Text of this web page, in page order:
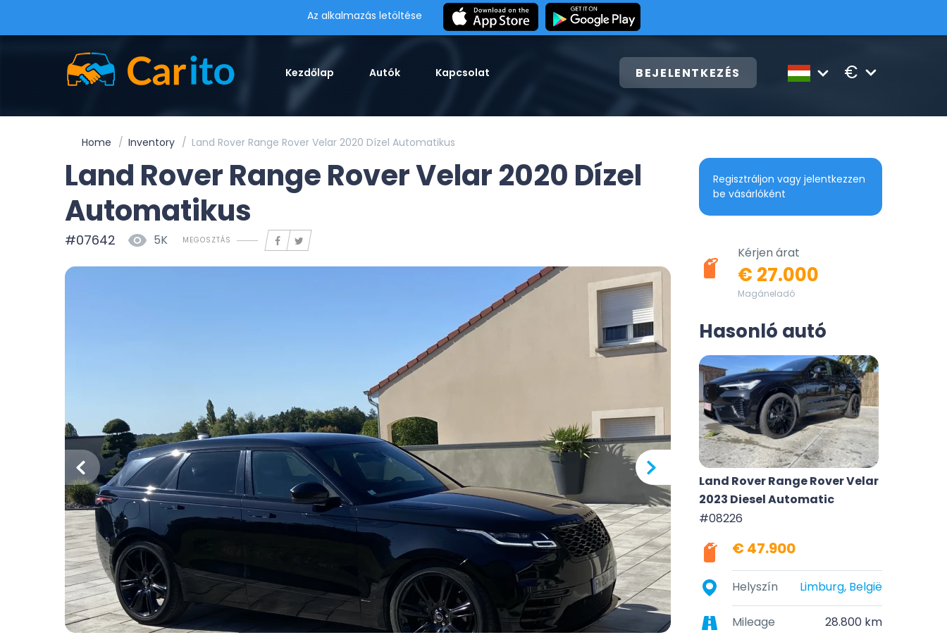
Az alkalmazás letöltése
Kezdőlap Autók Kapcsolat BEJELENTKEZÉS €
Home Inventory Land Rover Range Rover Velar 2020 Dízel Automatikus
Land Rover Range Rover Velar 2020 Dízel
Automatikus
#07642 5K MEGOSZTÁS
Regisztráljon vagy jelentkezzen
be vásárlóként
Kérjen árat
€ 27.000
Magáneladó
Hasonló autó
Land Rover Range Rover Velar
2023 Diesel Automatic
#08226
€ 47.900
Helyszín Limburg, België
Mileage 28.800 km